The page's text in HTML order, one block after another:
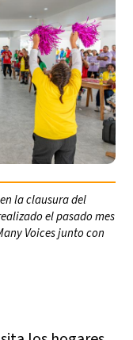
la clausura del
el pasado mes
Voices junto con